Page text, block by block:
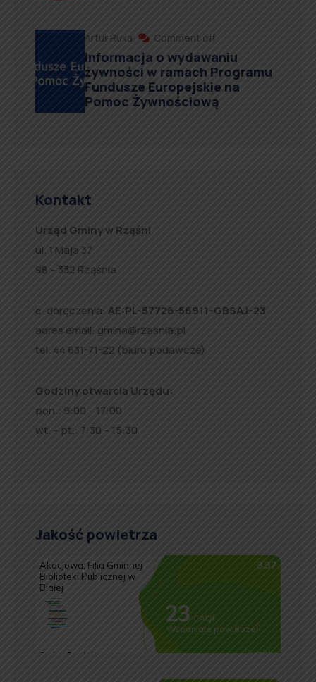
Artur Ruka Comment off
Informacja o wydawaniu
żywności w ramach Programu
Fundusze Europejskie na
Pomoc Żywnościową
Kontakt
Urząd Gminy w Rząśni
ul. 1 Maja 37
98 – 332 Rząśnia
e-doręczenia: AE:PL-57726-56911-GBSAJ-23
adres email: gmina@rzasnia.pl
tel. 44 631-71-22 (biuro podawcze)
Godziny otwarcia Urzędu:
pon.: 9:00 – 17:00
wt. – pt.: 7:30 – 15:30
Jakość powietrza